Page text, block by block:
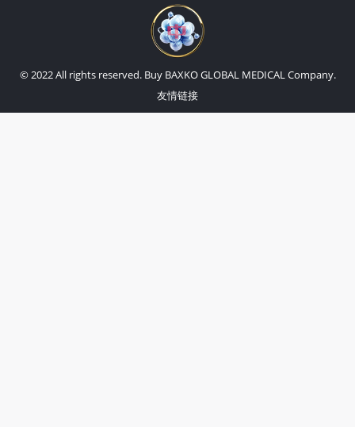
© 2022 All rights reserved. Buy BAXKO GLOBAL MEDICAL Company.
友情链接